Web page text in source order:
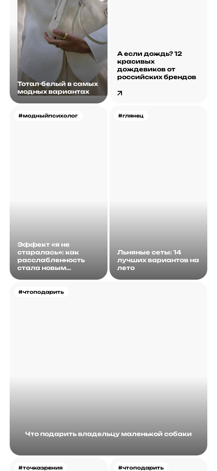
Тотал-белый в самых
модных вариантах
А если дождь? 12
красивых
дождевиков от
российских брендов
#модныйпсихолог
Эффект «я не
старалась»: как
расслабленность
стала новым
#чтоподарить
Что подарить владельцу маленькой собаки
#глянец
Льняные сеты: 14
лучших вариантов на
лето
#точказрения #чтоподарить